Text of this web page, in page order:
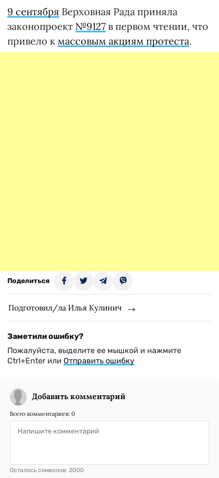
9 сентября Верховная Рада приняла
законопроект №9127 в первом чтении, что
привело к массовым акциям протеста.
Поделиться
Подготовил/ла Илья Кулинич
Заметили ошибку?
Пожалуйста, выделите ее мышкой и нажмите
Ctrl+Enter или Отправить ошибку
Добавить комментарий
Всего комментариев: 0
Осталось символов: 2000